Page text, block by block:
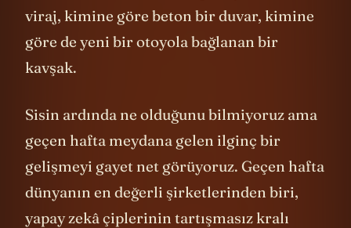
viraj, kimine göre beton bir duvar, kimine
göre de yeni bir otoyola bağlanan bir
kavşak.
Sisin ardında ne olduğunu bilmiyoruz ama
geçen hafta meydana gelen ilginç bir
gelişmeyi gayet net görüyoruz. Geçen hafta
dünyanın en değerli şirketlerinden biri,
yapay zekâ çiplerinin tartışmasız kralı